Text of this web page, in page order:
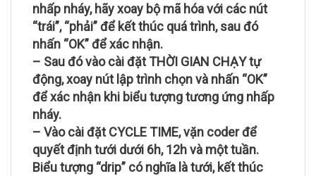
nhấp nháy, hãy xoay bộ mã hóa với các nút
“trái”, “phải” để kết thúc quá trình, sau đó
nhấn “OK” để xác nhận.
– Sau đó vào cài đặt THỜI GIAN CHẠY tự
động, xoay nút lập trình chọn và nhấn “OK”
để xác nhận khi biểu tượng tương ứng nhấp
nháy.
– Vào cài đặt CYCLE TIME, vặn coder để
quyết định tưới dưới 6h, 12h và một tuần.
Biểu tượng “drip” có nghĩa là tưới, kết thúc